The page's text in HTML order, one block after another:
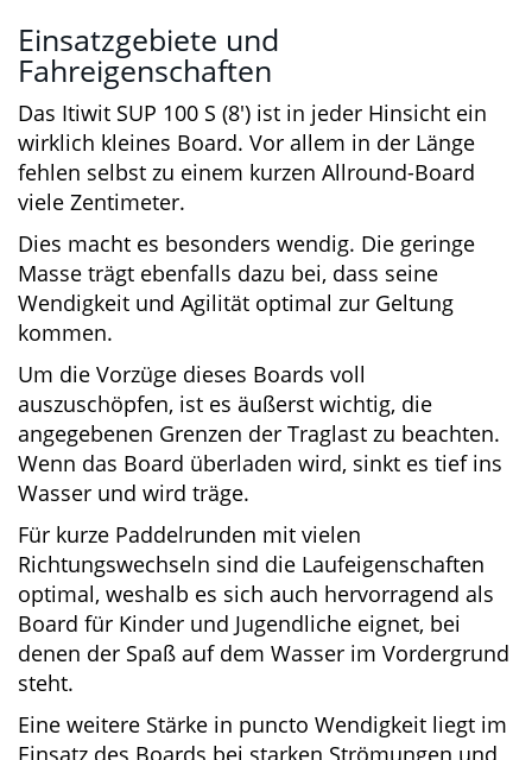
Erwachsene, Kinder und Jugendliche die
bessere Wahl.
Einsatzgebiete und
Fahreigenschaften
Das Itiwit SUP 100 S (8′) ist in jeder Hinsicht ein
wirklich kleines Board. Vor allem in der Länge
fehlen selbst zu einem kurzen Allround-Board
viele Zentimeter.
Dies macht es besonders wendig. Die geringe
Masse trägt ebenfalls dazu bei, dass seine
Wendigkeit und Agilität optimal zur Geltung
kommen.
Um die Vorzüge dieses Boards voll
auszuschöpfen, ist es äußerst wichtig, die
angegebenen Grenzen der Traglast zu
beachten. Wenn das Board überladen wird,
sinkt es tief ins Wasser und wird träge.
Für kurze Paddelrunden mit vielen
Richtungswechseln sind die Laufeigenschaften
optimal, weshalb es sich auch hervorragend als
Board für Kinder und Jugendliche eignet, bei
denen der Spaß auf dem Wasser im